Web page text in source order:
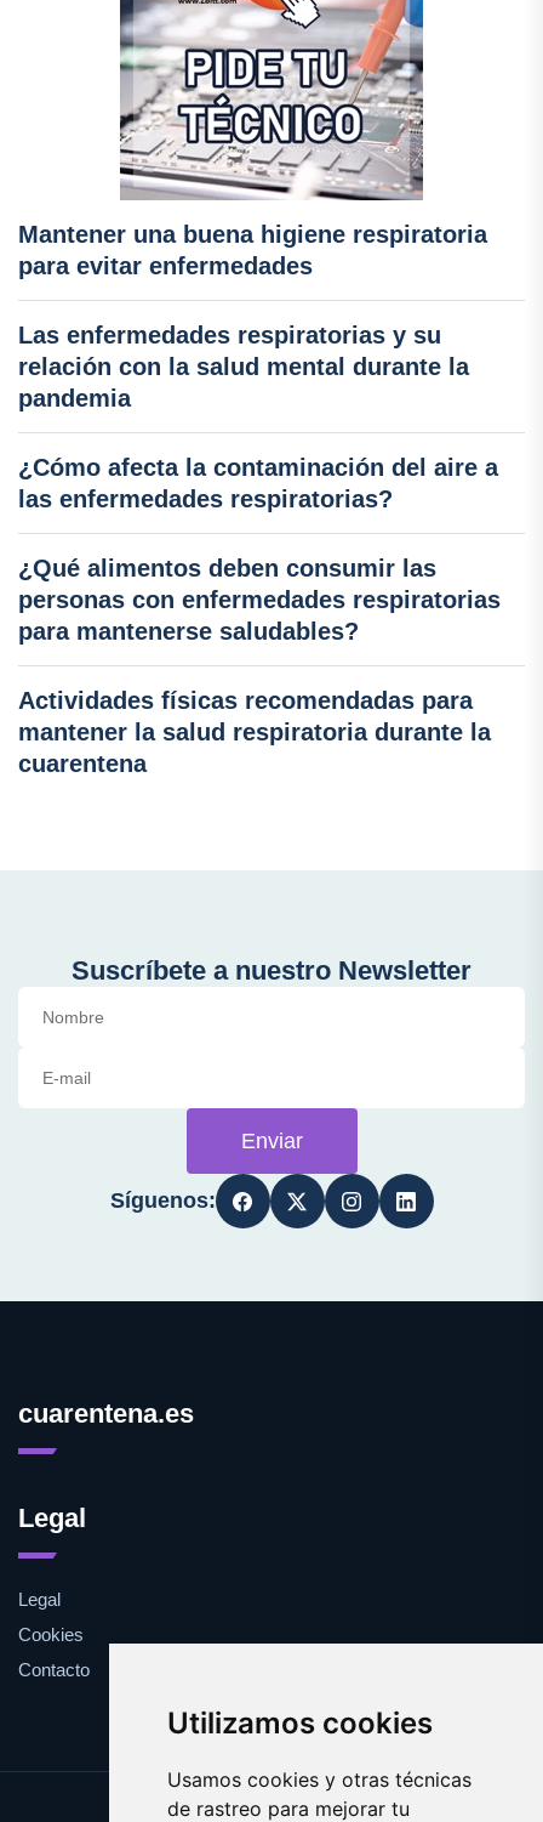
Utilizamos cookies
Usamos cookies y otras técnicas
de rastreo para mejorar tu
Mantener una buena higiene respiratoria
para evitar enfermedades
Las enfermedades respiratorias y su
relación con la salud mental durante la
pandemia
¿Cómo afecta la contaminación del aire a
las enfermedades respiratorias?
¿Qué alimentos deben consumir las
personas con enfermedades respiratorias
para mantenerse saludables?
Actividades físicas recomendadas para
mantener la salud respiratoria durante la
cuarentena
Suscríbete a nuestro Newsletter
Enviar
Síguenos:
cuarentena.es
Legal
Legal
Cookies
Contacto
Update cookies preferences